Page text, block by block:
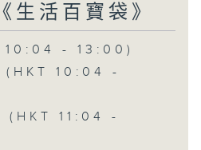
生活百寶袋》
10:04 - 13:00)
(HKT 10:04 -
(HKT 11:04 -